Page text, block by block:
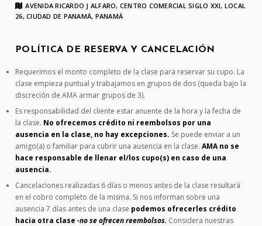
AVENIDA RICARDO J ALFARO, CENTRO COMERCIAL SIGLO XXI, LOCAL
26, CIUDAD DE PANAMÁ, PANAMÁ
POLÍTICA DE RESERVA Y CANCELACIÓN
Requerimos el monto completo de la clase para reservar su cupo. La
clase empieza puntual y trabajamos en grupos de dos (queda bajo la
discreción de AMA armar grupos de 3).
Es responsabilidad del cliente estar anuente de la hora y la fecha de
la clase. No ofrecemos crédito ni reembolsos por una
ausencia en la clase, no hay excepciones. Se puede enviar a un
amigo(a) o familiar para cubrir una ausencia en la clase.AMA no se
hace responsable de llenar el/los cupo(s) en caso de una
ausencia.
Cancelaciones realizadas 6 días o menos antes de la clase resultará
en el cobro completo de la misma. Si nos informan sobre una
ausencia 7 días antes de una clase podemos ofrecerles crédito
hacia otra clase-no se ofrecen reembolsos. Considera nuestras